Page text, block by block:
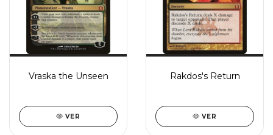
Vraska the Unseen
VER
Rakdos's Return
VER